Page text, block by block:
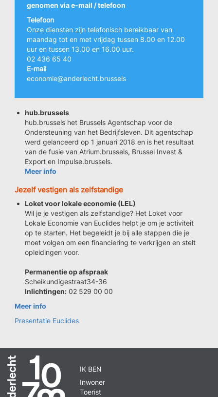
genomen via e-mail / telefoon
Telefoon
Onze diensten zijn telefonisch bereikbaar van
maandag tot en met vrijdag tussen 8.00 en 12.00
uur en tussen 13.00 en 16.00 uur.
02 436 65 40
E-mail
economie@anderlecht.brussels
hub.brussels
hub.brussels het Brussels Agentschap voor de
Ondersteuning van het Bedrijfsleven. Dit agentschap
werd gelanceerd op 1 januari 2018 en is het resultaat
van de fusie van Atrium.brussels, Brussel Invest &
Export en Impulse.brussels.
Meer info
Jezelf vestigen als zelfstandige
Loket voor lokale economie (LEL)
Wil je je vestigen als zelfstandige? Het Loket voor
Lokale Economie van Euclides helpt je om je activiteit
op te starten. Het begeleidt je bij alle stappen die je
moet volgen om een financiering te verkrijgen en stelt
opleidingen voor.
Permanentie op afspraak
Scheikundigestraat34-36
Inlichtingen: 02 529 00 00
Meer info
Presentatie Euclides
IK BEN
Inwoner
Toerist